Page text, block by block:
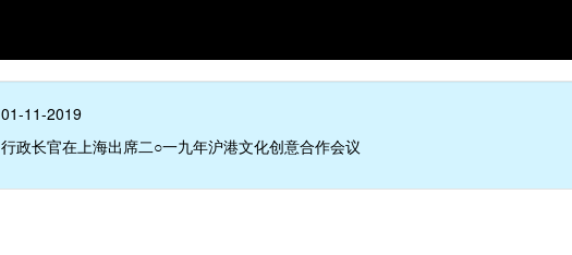
01-11-2019
行政长官在上海出席二○一九年沪港文化创意合作会议